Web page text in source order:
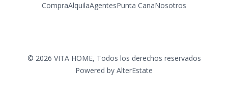
CompraAlquilaAgentesPunta CanaNosotros
© 2026 VITA HOME, Todos los derechos reservados
Powered by AlterEstate